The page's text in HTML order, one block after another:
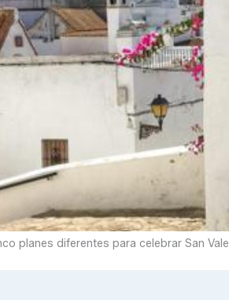
planes diferentes para celebrar San